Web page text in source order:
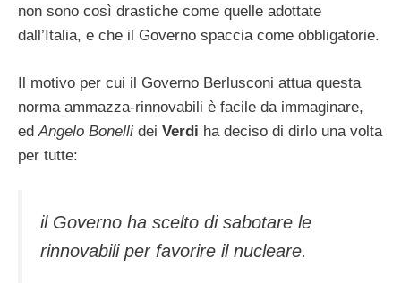
non sono così drastiche come quelle adottate
dall’Italia, e che il Governo spaccia come obbligatorie.
Il motivo per cui il Governo Berlusconi attua questa
norma ammazza-rinnovabili è facile da immaginare,
edAngelo Bonelli dei Verdi ha deciso di dirlo una volta
per tutte:
il Governo ha scelto di sabotare le
rinnovabili per favorire il nucleare.